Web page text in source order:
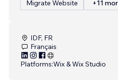
Migrate Website +11
IDF, FR
Français
Platforms:Wix & Wix Studio